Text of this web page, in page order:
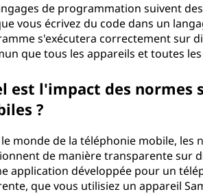
de programmation suivent
vous écrivez du code dans un
s'exécutera correctement sur
que tous les appareils et toutes
est l'impact des normes
?
le monde de la téléphonie mobile,
de manière transparente sur
application développée pour un
que vous utilisiez un appareil